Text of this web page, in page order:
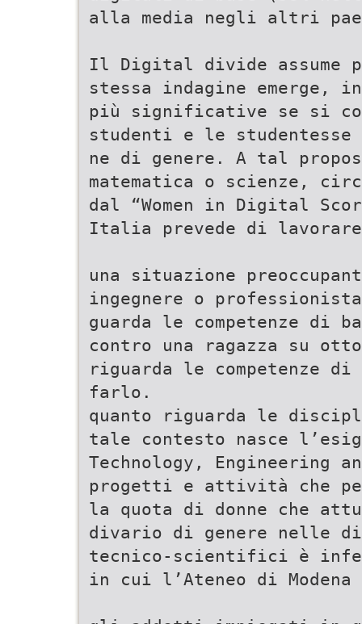
alla media negli altri
Il Digital divide assume
stessa indagine
più significative se si
studenti e le
ne di genere. A tal
matematica o scienze,
dal “Women in Digital
Italia prevede di
una situazione
ingegnere o
guarda le competenze di
contro una ragazza su
riguarda le competenze
farlo.
quanto riguarda le
tale contesto nasce
Technology, Engineering
progetti e attività che
la quota di donne che
divario di genere nelle
tecnico-scientifici è
in cui l’Ateneo di